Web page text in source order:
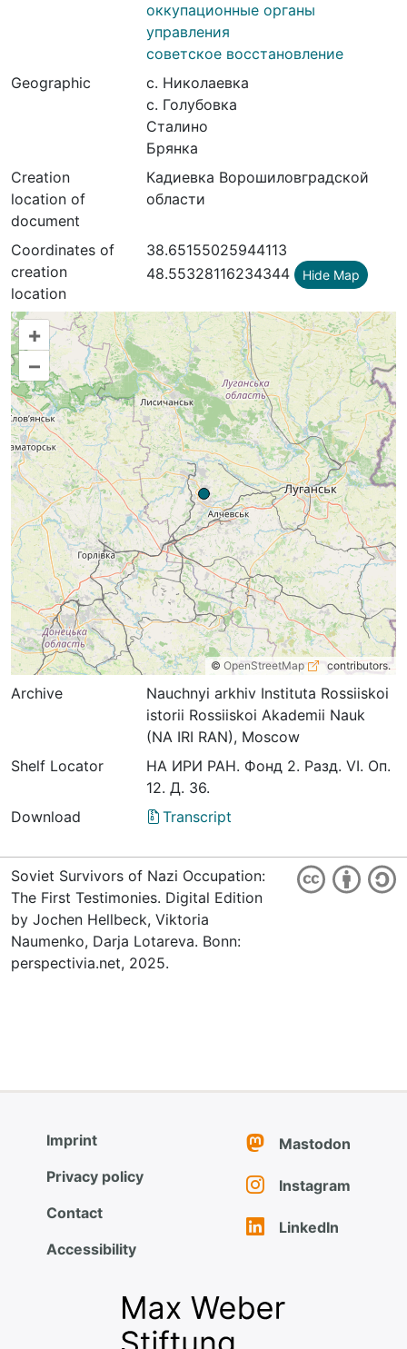
оккупационные органы
управления
советское восстановление
Geographic
с. Николаевка
с. Голубовка
Сталино
Брянка
Creation
location of
document
Кадиевка Ворошиловградской
области
Coordinates of
creation
location
38.65155025944113
48.55328116234344 Hide Map
+
–
© OpenStreetMap contributors.
Archive
Nauchnyi arkhiv Instituta Rossiiskoi
istorii Rossiiskoi Akademii Nauk
(NA IRI RAN), Moscow
Shelf Locator
НА ИРИ РАН. Фонд 2. Разд. VI. Оп.
12. Д. 36.
Download
Transcript
Soviet Survivors of Nazi Occupation:
The First Testimonies. Digital Edition
by Jochen Hellbeck, Viktoria
Naumenko, Darja Lotareva. Bonn:
perspectivia.net, 2025.
Imprint
Privacy policy
Contact
Accessibility
Mastodon
Instagram
LinkedIn